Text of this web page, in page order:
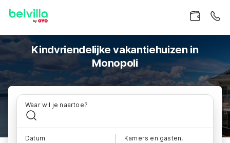
Kindvriendelijke vakantiehuizen in
Monopoli
Waar wil je naartoe?
Datum Kamers en gasten,